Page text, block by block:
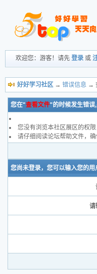
欢迎您：游客！请先 登录 或
好好学习社区 → 错误信息 →
您在"查看文件"的时候发生错误
您没有浏览本社区展区的权
请仔细阅读论坛帮助文件，确
您尚未登录，您可以输入您的用
请